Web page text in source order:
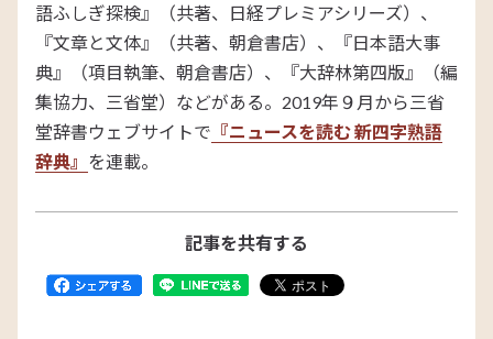
語ふしぎ探検』（共著、日経プレミアシリーズ）、
『文章と文体』（共著、朝倉書店）、『日本語大事
典』（項目執筆、朝倉書店）、『大辞林第四版』（編
集協力、三省堂）などがある。2019年９月から三省
堂辞書ウェブサイトで 『ニュースを読む 新四字熟語
辞典』
を連載。
記事を共有する